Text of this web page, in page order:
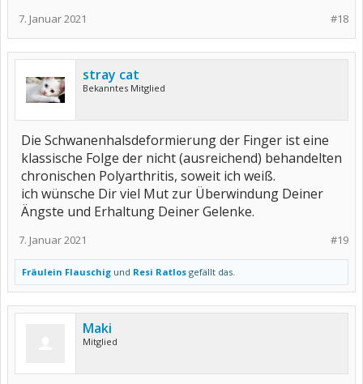
#18
7. Januar 2021
stray cat
Bekanntes Mitglied
Die Schwanenhalsdeformierung der Finger ist eine
klassische Folge der nicht (ausreichend) behandelten
chronischen Polyarthritis, soweit ich weiß.
ich wünsche Dir viel Mut zur Überwindung Deiner
Ängste und Erhaltung Deiner Gelenke.
#19
7. Januar 2021
Fräulein Flauschig und Resi Ratlos gefällt das.
Maki
Mitglied